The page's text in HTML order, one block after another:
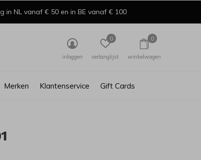
Merken Klantenservice Gift Cards
inloggen verlanglijst
0
winkelwagen
0
in NL vanaf € 50 en in BE vanaf € 100